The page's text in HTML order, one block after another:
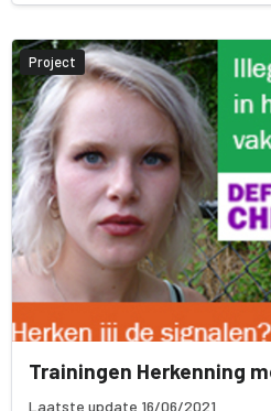
Project
Trainingen Herkenning
Laatste update 16/06/2021